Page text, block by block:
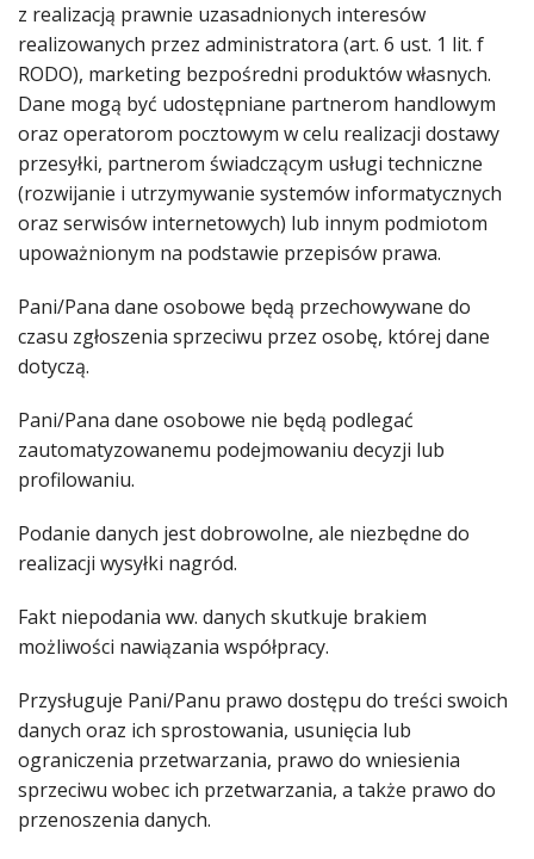
z realizacją prawnie uzasadnionych interesów
realizowanych przez administratora (art. 6 ust. 1 lit. f
RODO), marketing bezpośredni produktów własnych.
Dane mogą być udostępniane partnerom handlowym
oraz operatorom pocztowym w celu realizacji dostawy
przesyłki, partnerom świadczącym usługi techniczne
(rozwijanie i utrzymywanie systemów informatycznych
oraz serwisów internetowych) lub innym podmiotom
upoważnionym na podstawie przepisów prawa.
Pani/Pana dane osobowe będą przechowywane do
czasu zgłoszenia sprzeciwu przez osobę, której dane
dotyczą.
Pani/Pana dane osobowe nie będą podlegać
zautomatyzowanemu podejmowaniu decyzji lub
profilowaniu.
Podanie danych jest dobrowolne, ale niezbędne do
realizacji wysyłki nagród.
Fakt niepodania ww. danych skutkuje brakiem
możliwości nawiązania współpracy.
Przysługuje Pani/Panu prawo dostępu do treści swoich
danych oraz ich sprostowania, usunięcia lub
ograniczenia przetwarzania, prawo do wniesienia
sprzeciwu wobec ich przetwarzania, a także prawo do
przenoszenia danych.